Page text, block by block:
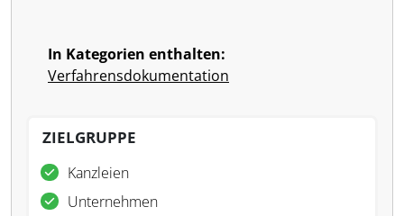
In Kategorien enthalten:
Verfahrensdokumentation
ZIELGRUPPE
Kanzleien
Unternehmen